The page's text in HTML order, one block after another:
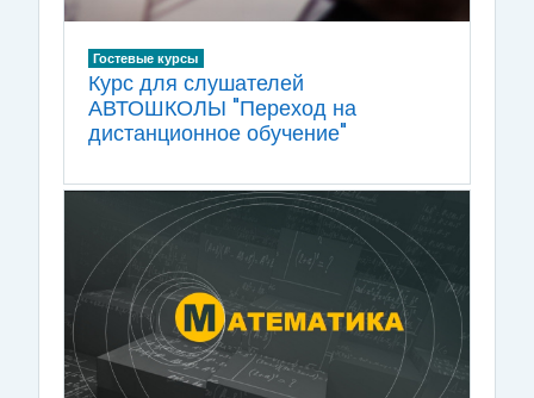
Гостевые курсы
Курс для слушателей
АВТОШКОЛЫ "Переход на
дистанционное обучение"